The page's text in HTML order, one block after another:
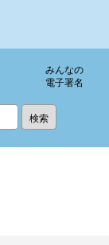
みんなの
電子署名